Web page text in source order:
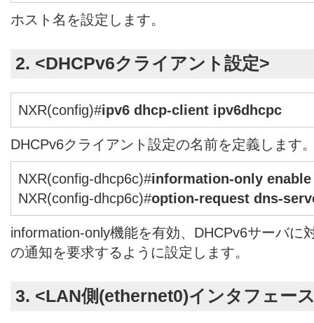
ホスト名を設定します。
2. <DHCPv6クライアント設定>
NXR(config)#ipv6 dhcp-client ipv6dhcpc
DHCPv6クライアント設定の名前を定義します
NXR(config-dhcp6c)#information-only enable
NXR(config-dhcp6c)#option-request dns-
information-only機能を有効、DHCPv6サーバに
の通知を要求するように設定します。
3. <LAN側(ethernet0)インタフェー